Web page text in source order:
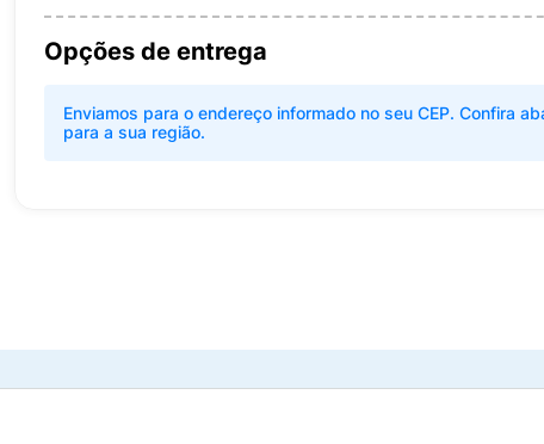
Opções de entrega
Enviamos para o endereço informado no seu CEP. Confira
para a sua região.